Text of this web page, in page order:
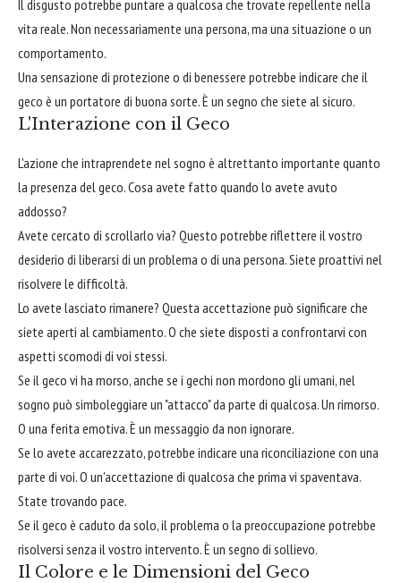
Il disgusto potrebbe puntare a qualcosa che trovate repellente nella
vita reale. Non necessariamente una persona, ma una situazione o un
comportamento.
Una sensazione di protezione o di benessere potrebbe indicare che il
geco è un portatore di buona sorte. È un segno che siete al sicuro.
L'Interazione con il Geco
L'azione che intraprendete nel sogno è altrettanto importante quanto
la presenza del geco. Cosa avete fatto quando lo avete avuto
addosso?
Avete cercato di scrollarlo via? Questo potrebbe riflettere il vostro
desiderio di liberarsi di un problema o di una persona. Siete proattivi nel
risolvere le difficoltà.
Lo avete lasciato rimanere? Questa accettazione può significare che
siete aperti al cambiamento. O che siete disposti a confrontarvi con
aspetti scomodi di voi stessi.
Se il geco vi ha morso, anche se i gechi non mordono gli umani, nel
sogno può simboleggiare un "attacco" da parte di qualcosa. Un rimorso.
O una ferita emotiva. È un messaggio da non ignorare.
Se lo avete accarezzato, potrebbe indicare una riconciliazione con una
parte di voi. O un'accettazione di qualcosa che prima vi spaventava.
State trovando pace.
Se il geco è caduto da solo, il problema o la preoccupazione potrebbe
risolversi senza il vostro intervento. È un segno di sollievo.
Il Colore e le Dimensioni del Geco